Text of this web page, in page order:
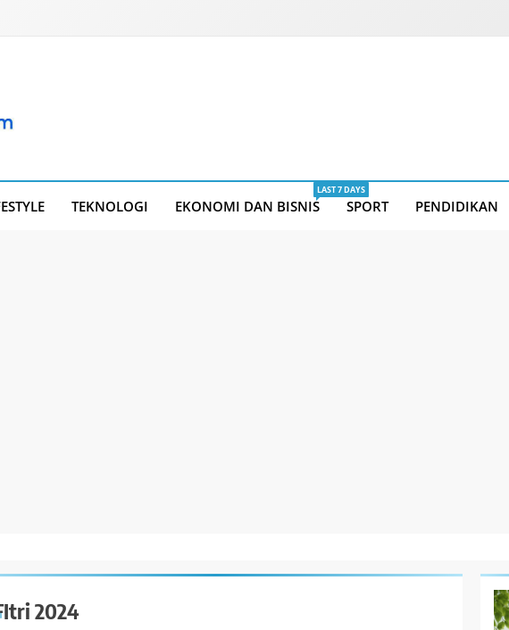
TEKNOLOGI EKONOMI DAN BISNIS
LAST 7 DAYS
SPORT PENDIDIKAN
2024